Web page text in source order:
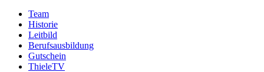
Team
Historie
Leitbild
Berufsausbildung
Gutschein
ThieleTV